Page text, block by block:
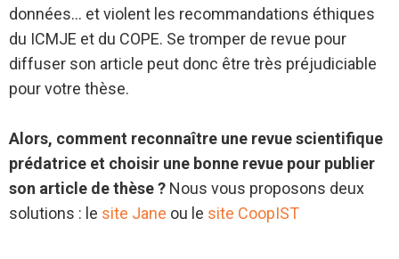
données… et violent les recommandations éthiques
du ICMJE et du COPE. Se tromper de revue pour
diffuser son article peut donc être très préjudiciable
pour votre thèse.
Alors, comment reconnaître une revue scientifique
prédatrice et choisir une bonne revue pour publier
son article de thèse ? Nous vous proposons deux
solutions : le site Jane ou le site CoopIST